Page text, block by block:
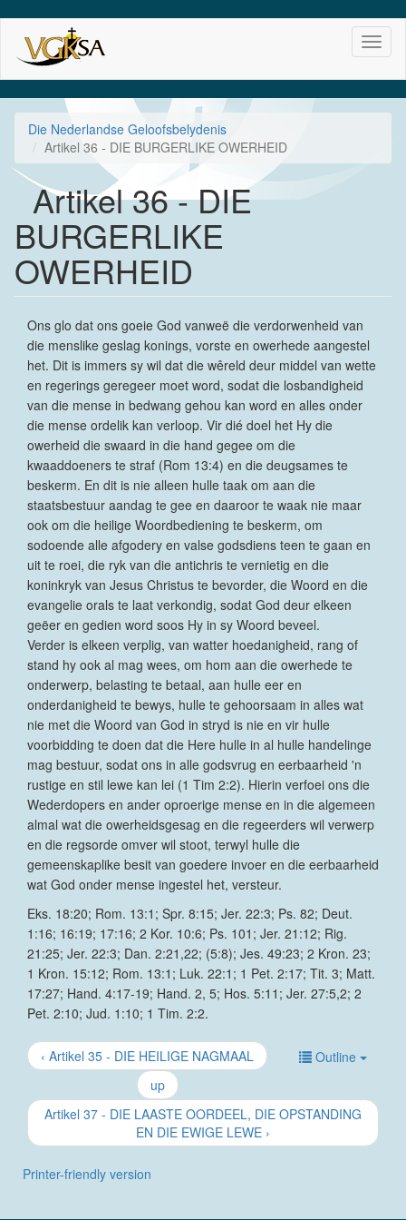
main
content
Die Nederlandse Geloofsbelydenis
Artikel 36 - DIE BURGERLIKE OWERHEID
Artikel 36 - DIE
BURGERLIKE
OWERHEID
Ons glo dat ons goeie God vanweë die verdorwenheid van
die menslike geslag konings, vorste en owerhede aangestel
het. Dit is immers sy wil dat die wêreld deur middel van wette
en regerings geregeer moet word, sodat die losbandigheid
van die mense in bedwang gehou kan word en alles onder
die mense ordelik kan verloop. Vir dié doel het Hy die
owerheid die swaard in die hand gegee om die
kwaaddoeners te straf (Rom 13:4) en die deugsames te
beskerm. En dit is nie alleen hulle taak om aan die
staatsbestuur aandag te gee en daaroor te waak nie maar
ook om die heilige Woordbediening te beskerm, om
sodoende alle afgodery en valse godsdiens teen te gaan en
uit te roei, die ryk van die antichris te vernietig en die
koninkryk van Jesus Christus te bevorder, die Woord en die
evangelie orals te laat verkondig, sodat God deur elkeen
geëer en gedien word soos Hy in sy Woord beveel.
Verder is elkeen verplig, van watter hoedanigheid, rang of
stand hy ook al mag wees, om hom aan die owerhede te
onderwerp, belasting te betaal, aan hulle eer en
onderdanigheid te bewys, hulle te gehoorsaam in alles wat
nie met die Woord van God in stryd is nie en vir hulle
voorbidding te doen dat die Here hulle in al hulle handelinge
mag bestuur, sodat ons in alle godsvrug en eerbaarheid 'n
rustige en stil lewe kan lei (1 Tim 2:2). Hierin verfoei ons die
Wederdopers en ander oproerige mense en in die algemeen
almal wat die owerheidsgesag en die regeerders wil verwerp
en die regsorde omver wil stoot, terwyl hulle die
gemeenskaplike besit van goedere invoer en die eerbaarheid
wat God onder mense ingestel het, versteur.
Eks. 18:20; Rom. 13:1; Spr. 8:15; Jer. 22:3; Ps. 82; Deut.
1:16; 16:19; 17:16; 2 Kor. 10:6; Ps. 101; Jer. 21:12; Rig.
21:25; Jer. 22:3; Dan. 2:21,22; (5:8); Jes. 49:23; 2 Kron. 23;
1 Kron. 15:12; Rom. 13:1; Luk. 22:1; 1 Pet. 2:17; Tit. 3; Matt.
17:27; Hand. 4:17-19; Hand. 2, 5; Hos. 5:11; Jer. 27:5,2; 2
Pet. 2:10; Jud. 1:10; 1 Tim. 2:2.
Outline
‹ Artikel 35 - DIE HEILIGE NAGMAAL
up
Artikel 37 - DIE LAASTE OORDEEL, DIE OPSTANDING
EN DIE EWIGE LEWE ›
Printer-friendly version